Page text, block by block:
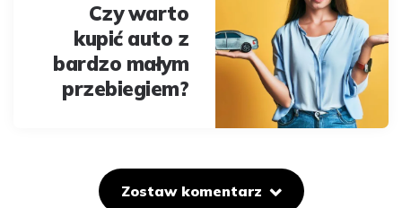
Czy warto
kupić auto z
bardzo małym
przebiegiem?
Zostaw komentarz